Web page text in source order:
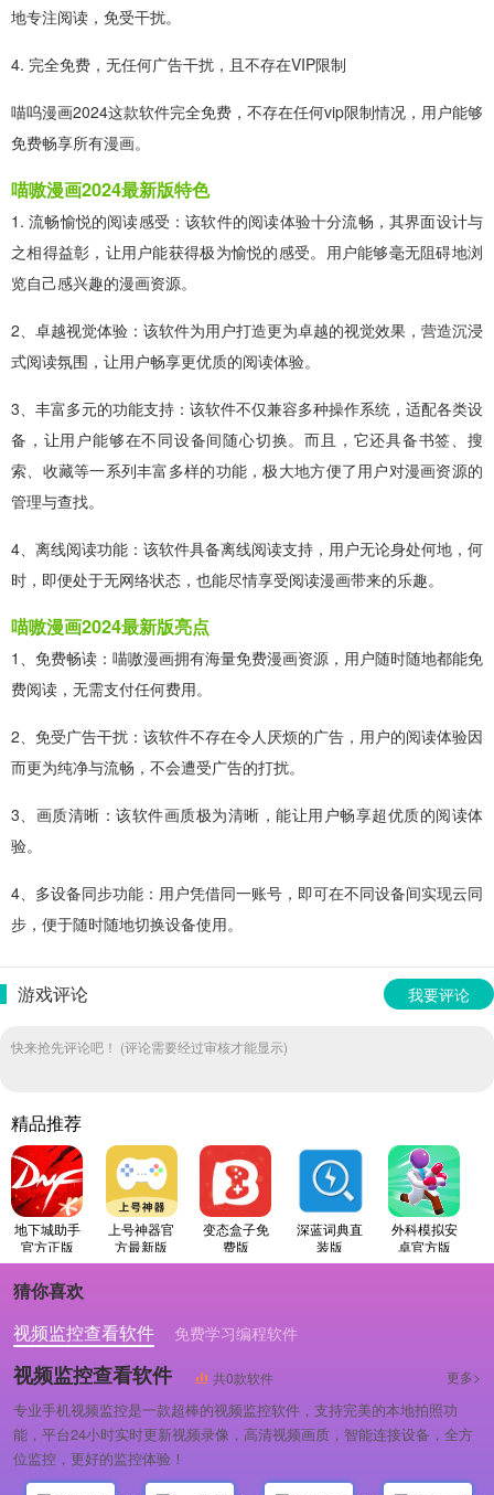
地专注阅读，免受干扰。
4. 完全免费，无任何广告干扰，且不存在VIP限制
喵呜漫画2024这款软件完全免费，不存在任何vip限制情况，用户能够
免费畅享所有漫画。
喵嗷漫画2024最新版特色
1. 流畅愉悦的阅读感受：该软件的阅读体验十分流畅，其界面设计与
之相得益彰，让用户能获得极为愉悦的感受。用户能够毫无阻碍地浏
览自己感兴趣的漫画资源。
2、卓越视觉体验：该软件为用户打造更为卓越的视觉效果，营造沉浸
式阅读氛围，让用户畅享更优质的阅读体验。
3、丰富多元的功能支持：该软件不仅兼容多种操作系统，适配各类设
备，让用户能够在不同设备间随心切换。而且，它还具备书签、搜
索、收藏等一系列丰富多样的功能，极大地方便了用户对漫画资源的
管理与查找。
4、离线阅读功能：该软件具备离线阅读支持，用户无论身处何地，何
时，即便处于无网络状态，也能尽情享受阅读漫画带来的乐趣。
喵嗷漫画2024最新版亮点
1、免费畅读：喵嗷漫画拥有海量免费漫画资源，用户随时随地都能免
费阅读，无需支付任何费用。
2、免受广告干扰：该软件不存在令人厌烦的广告，用户的阅读体验因
而更为纯净与流畅，不会遭受广告的打扰。
3、画质清晰：该软件画质极为清晰，能让用户畅享超优质的阅读体
验。
4、多设备同步功能：用户凭借同一账号，即可在不同设备间实现云同
步，便于随时随地切换设备使用。
游戏评论 我要评论
快来抢先评论吧！ (评论需要经过审核才能显示)
精品推荐
地下城助手
官方正版
上号神器官
方最新版
变态盒子免
费版
深蓝词典直
装版
外科模拟安
卓官方版
猜你喜欢
视频监控查看软件
免费学习编程软件
专业做婚礼策划的软件
视频监控查看软件 共0款软件 更多>
专业手机视频监控是一款超棒的视频监控软件，支持完美的本地拍照功
能，平台24小时实时更新视频录像，高清视频画质，智能连接设备，全方
位监控，更好的监控体验！